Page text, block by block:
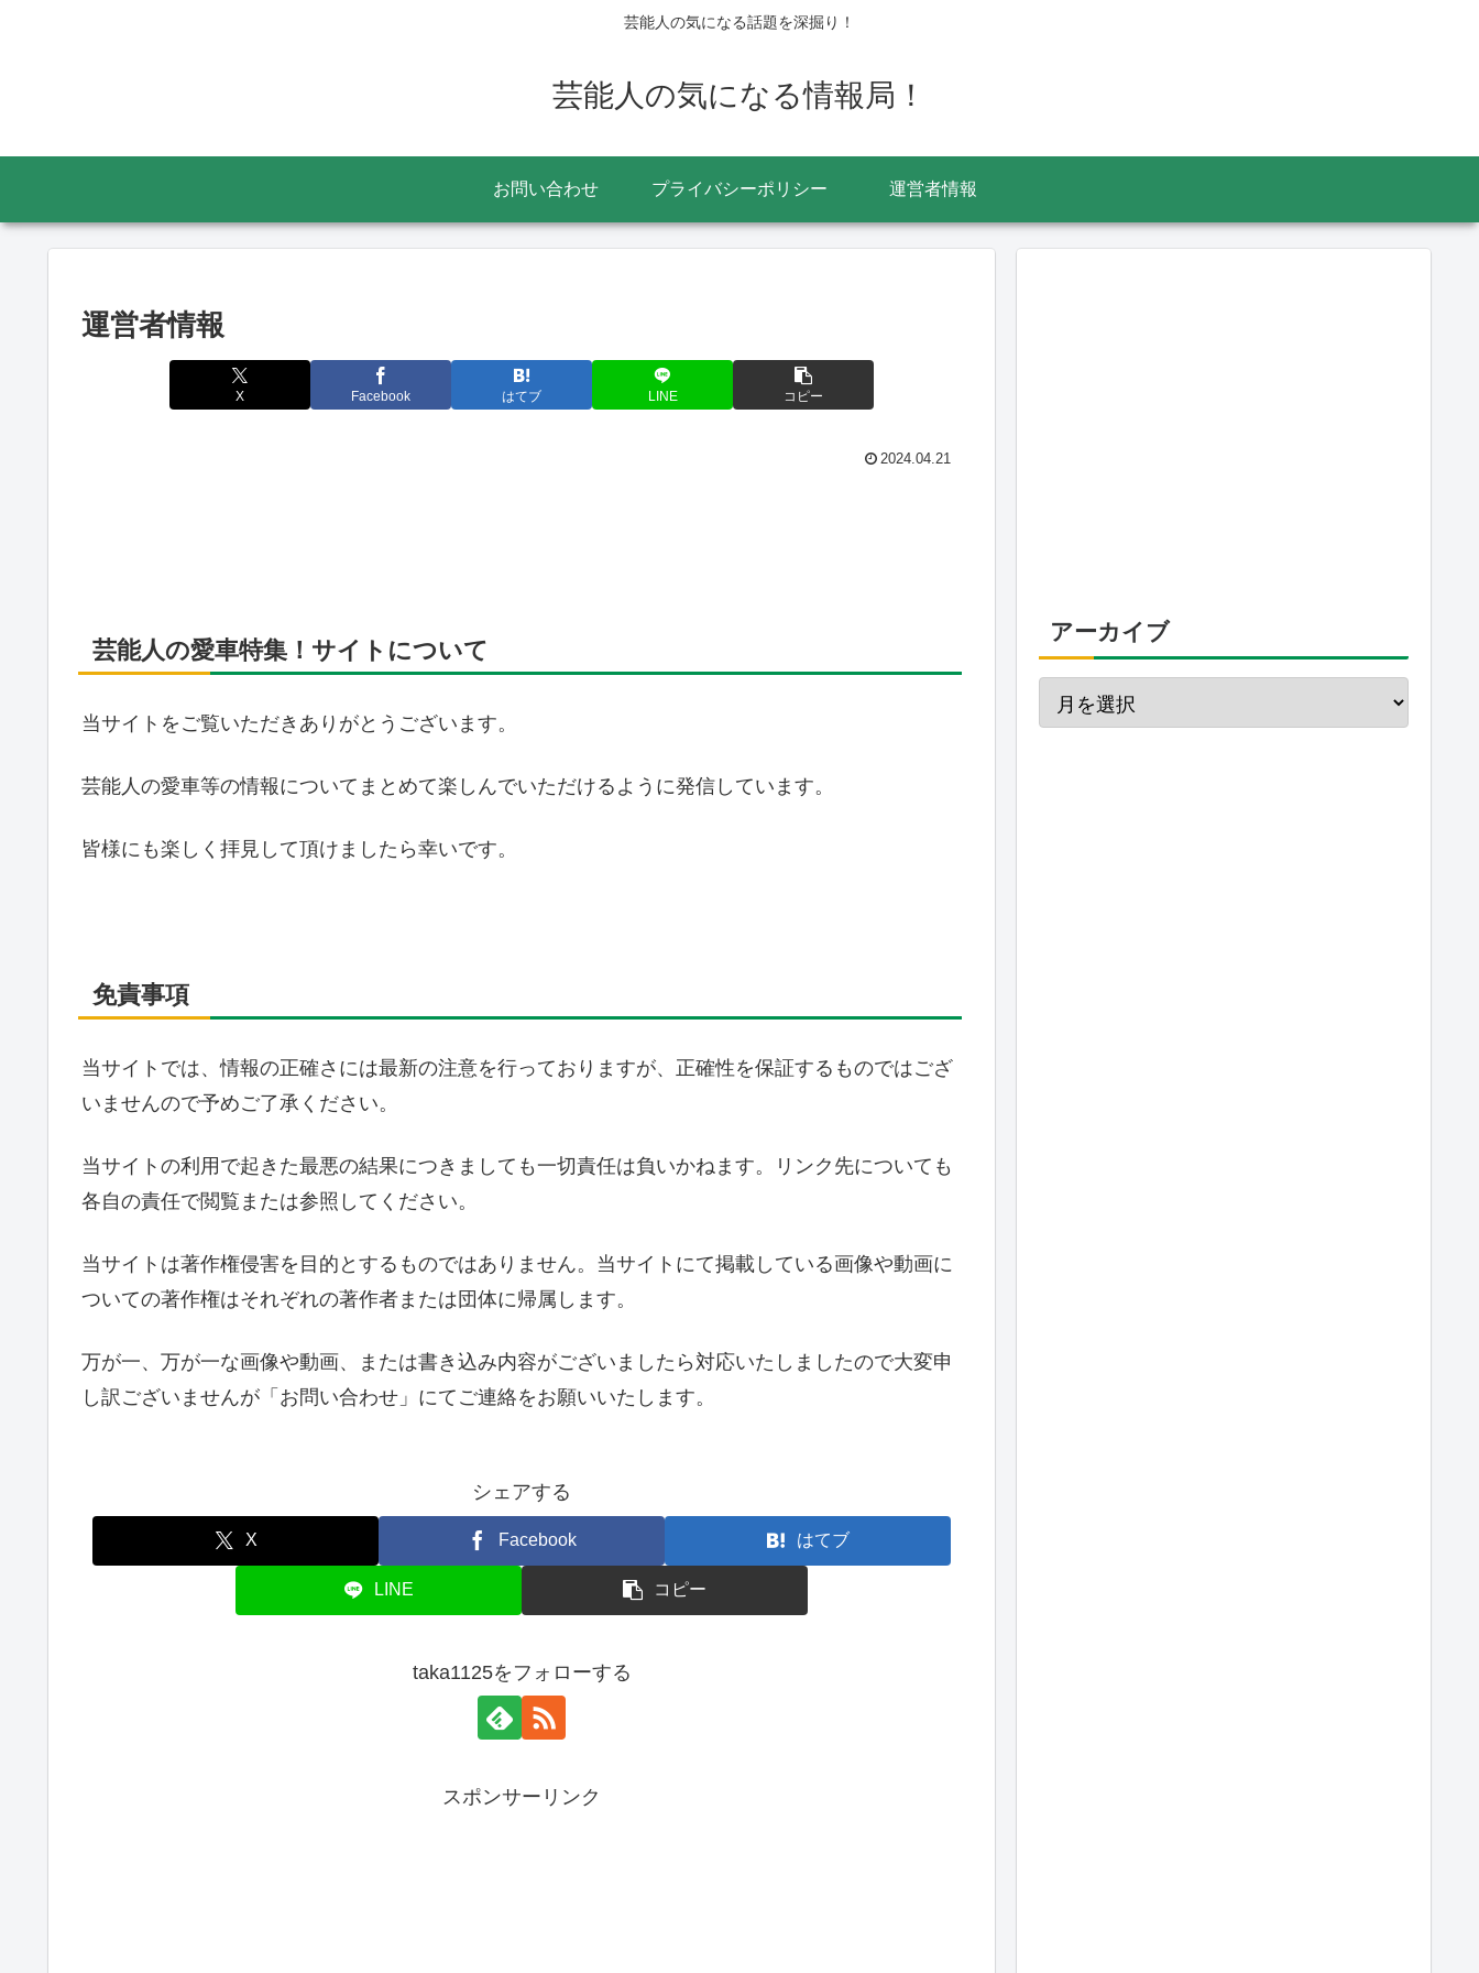
芸能人の気になる話題を深掘り！
芸能人の気になる情報局！
お問い合わせ プライバシーポリシー 運営者情報
運営者情報
X Facebook はてブ LINE コピー
2024.04.21
芸能人の愛車特集！サイトについて
当サイトをご覧いただきありがとうございます。
芸能人の愛車等の情報についてまとめて楽しんでいただけるように発信しています。
皆様にも楽しく拝見して頂けましたら幸いです。
免責事項
当サイトでは、情報の正確さには最新の注意を行っておりますが、正確性を保証するものではござ
いませんので予めご了承ください。
当サイトの利用で起きた最悪の結果につきましても一切責任は負いかねます。リンク先についても
各自の責任で閲覧または参照してください。
当サイトは著作権侵害を目的とするものではありません。当サイトにて掲載している画像や動画に
ついての著作権はそれぞれの著作者または団体に帰属します。
万が一、万が一な画像や動画、または書き込み内容がございましたら対応いたしましたので大変申
し訳ございませんが「お問い合わせ」にてご連絡をお願いいたします。
シェアする
X Facebook はてブ
LINE コピー
taka1125をフォローする
スポンサーリンク
アーカイブ